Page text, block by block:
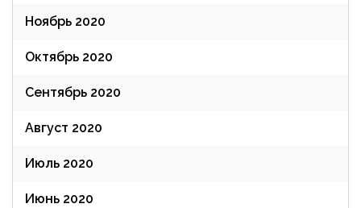
Ноябрь 2020
Октябрь 2020
Сентябрь 2020
Август 2020
Июль 2020
Июнь 2020